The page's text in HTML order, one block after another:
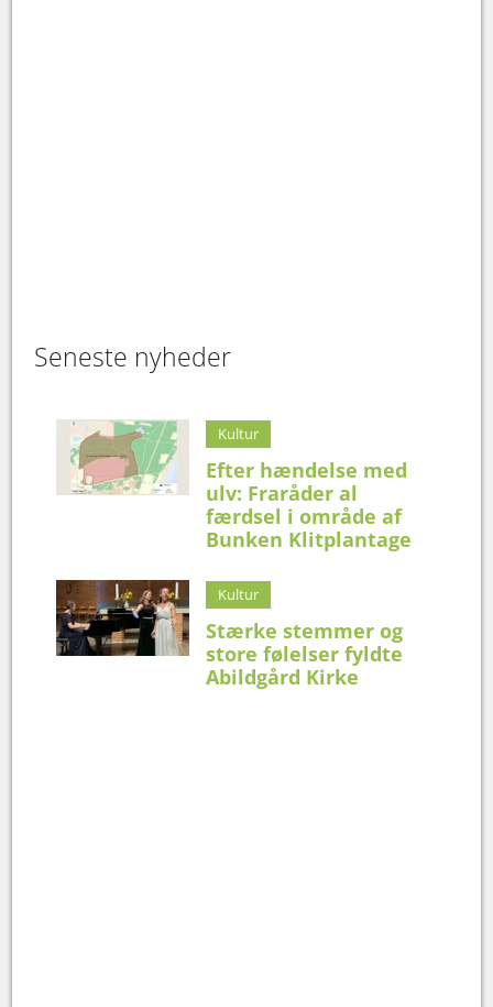
Seneste nyheder
Kultur
Efter hændelse med
ulv: Fraråder al
færdsel i område af
Bunken Klitplantage
Kultur
Stærke stemmer og
store følelser fyldte
Abildgård Kirke